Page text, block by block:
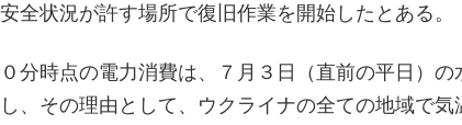
全状況が許す場所で復旧作業を開始したとある。
分時点の電力消費は、７月３日（直前の平日）の
、その理由として、ウクライナの全ての地域で気